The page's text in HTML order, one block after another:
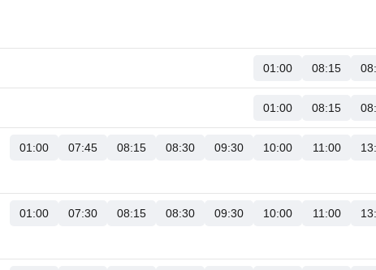
01:00 08:15
01:00 08:15
01:00 07:45 08:15 08:30 09:30 10:00 11:00
01:00 07:30 08:15 08:30 09:30 10:00 11:00